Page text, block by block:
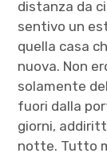
distanza da
sentivo un
quella casa
nuova. Non
solamente
fuori dalla
giorni,
notte. Tutto